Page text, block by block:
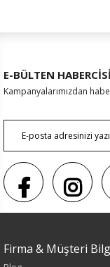
E-BÜLTEN HABERCİSİ
Kampanyalarımızdan
Firma & Müşteri